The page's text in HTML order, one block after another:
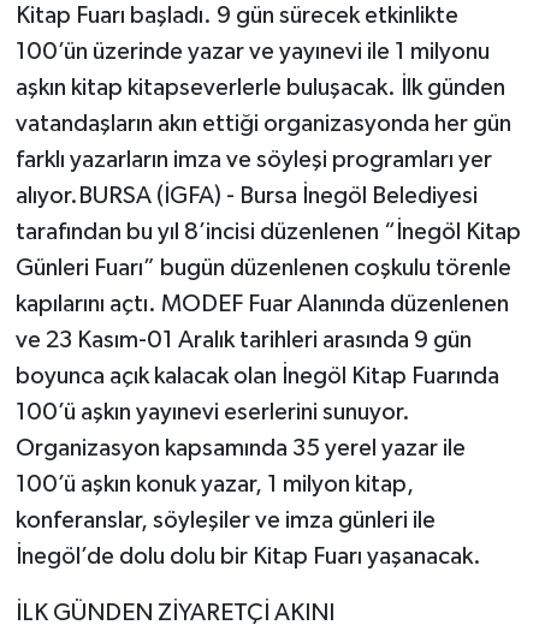
Kitap Fuarı başladı. 9 gün sürecek etkinlikte
100’ün üzerinde yazar ve yayınevi ile 1 milyonu
aşkın kitap kitapseverlerle buluşacak. İlk günden
vatandaşların akın ettiği organizasyonda her gün
farklı yazarların imza ve söyleşi programları yer
alıyor.BURSA (İGFA) - Bursa İnegöl Belediyesi
tarafından bu yıl 8’incisi düzenlenen “İnegöl Kitap
Günleri Fuarı” bugün düzenlenen coşkulu törenle
kapılarını açtı. MODEF Fuar Alanında düzenlenen
ve 23 Kasım-01 Aralık tarihleri arasında 9 gün
boyunca açık kalacak olan İnegöl Kitap Fuarında
100’ü aşkın yayınevi eserlerini sunuyor.
Organizasyon kapsamında 35 yerel yazar ile
100’ü aşkın konuk yazar, 1 milyon kitap,
konferanslar, söyleşiler ve imza günleri ile
İnegöl’de dolu dolu bir Kitap Fuarı yaşanacak.
İLK GÜNDEN ZİYARETÇİ AKINI